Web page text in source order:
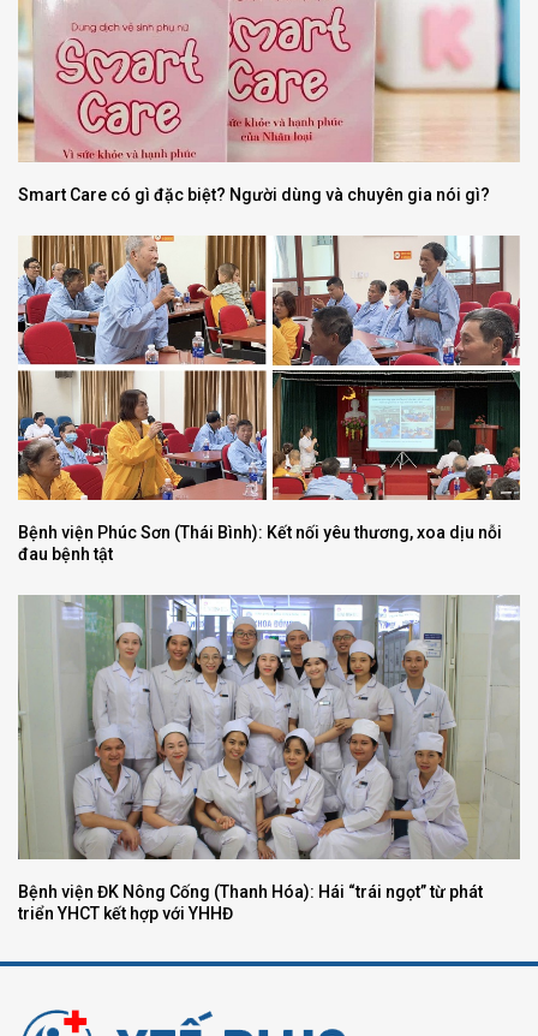
Smart Care có gì đặc biệt? Người dùng và chuyên gia nói gì?
Bệnh viện Phúc Sơn (Thái Bình): Kết nối yêu thương, xoa dịu nỗi
đau bệnh tật
Bệnh viện ĐK Nông Cống (Thanh Hóa): Hái “trái ngọt” từ phát
triển YHCT kết hợp với YHHĐ